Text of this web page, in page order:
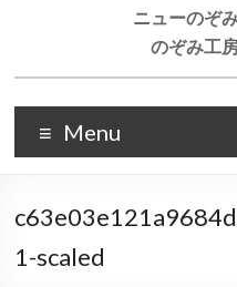
ニューのぞ
のぞみ工
Menu
1-scaled